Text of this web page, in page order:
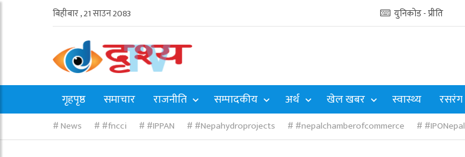
बिहीबार , 21 साउन 2083 युनिकोड - प्रीति
गृहपृष्ठ समाचार राजनीति सम्पादकीय अर्थ खेल खबर स्वास्थ्य रसरंग
News #fncci #IPPAN #Nepahydroprojects #nepalchamberofcommerce #IPONepal